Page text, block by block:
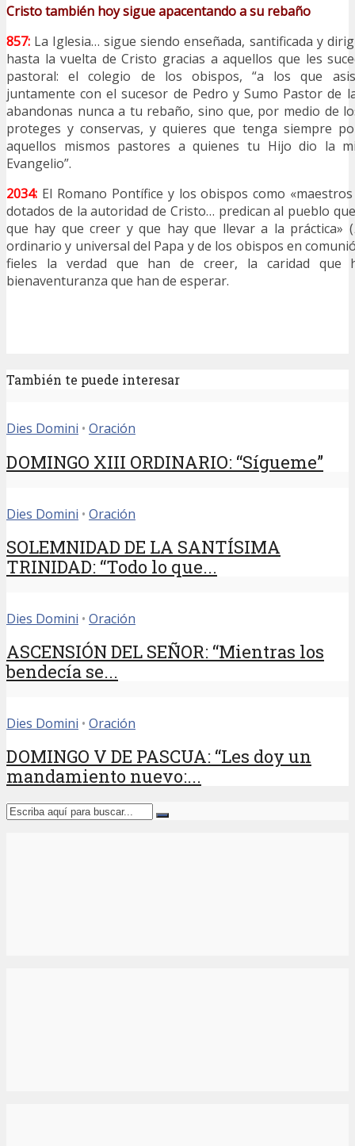
Cristo también hoy sigue apacentando a su rebaño
857: La Iglesia… sigue siendo enseñada, santificada y
hasta la vuelta de Cristo gracias a aquellos que les
pastoral: el colegio de los obispos, “a los que
juntamente con el sucesor de Pedro y Sumo Pastor de
abandonas nunca a tu rebaño, sino que, por medio de
proteges y conservas, y quieres que tenga siempre
aquellos mismos pastores a quienes tu Hijo dio la
Evangelio”.
2034: El Romano Pontífice y los obispos como
dotados de la autoridad de Cristo… predican al pueblo
que hay que creer y que hay que llevar a la práctica» (
ordinario y universal del Papa y de los obispos en
fieles la verdad que han de creer, la caridad que
bienaventuranza que han de esperar.
También te puede interesar
Dies Domini • Oración
DOMINGO XIII ORDINARIO: “Sígueme”
Dies Domini • Oración
SOLEMNIDAD DE LA SANTÍSIMA
TRINIDAD: “Todo lo que...
Dies Domini • Oración
ASCENSIÓN DEL SEÑOR: “Mientras los
bendecía se...
Dies Domini • Oración
DOMINGO V DE PASCUA: “Les doy un
mandamiento nuevo:...